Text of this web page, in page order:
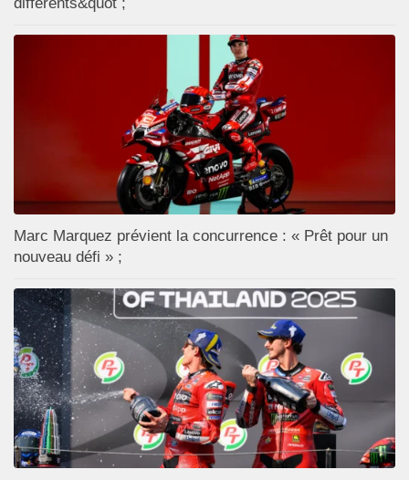
Marc Marquez prévient la concurrence : « Prêt pour un
nouveau défi » ;